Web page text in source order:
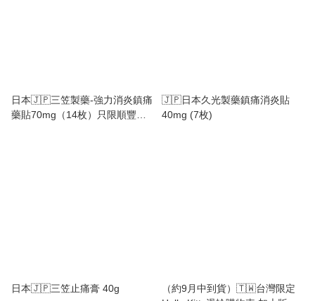
日本🇯🇵三笠製藥-強力消炎鎮痛
藥貼70mg（14枚）只限順豐到
🇯🇵日本久光製藥鎮痛消炎貼
40mg (7枚)
日本🇯🇵三笠止痛膏 40g
（約9月中到貨）🇹🇼台灣限定